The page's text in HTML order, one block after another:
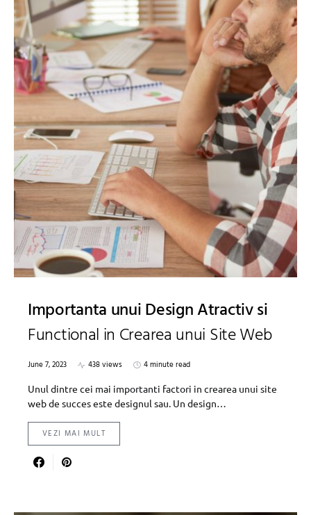
Importanta unui Design Atractiv si
Functional in Crearea unui Site Web
June 7, 2023 438 views
4 minute read
Unul dintre cei mai importanti factori in crearea unui site
web de succes este designul sau. Un design…
VEZI MAI MULT